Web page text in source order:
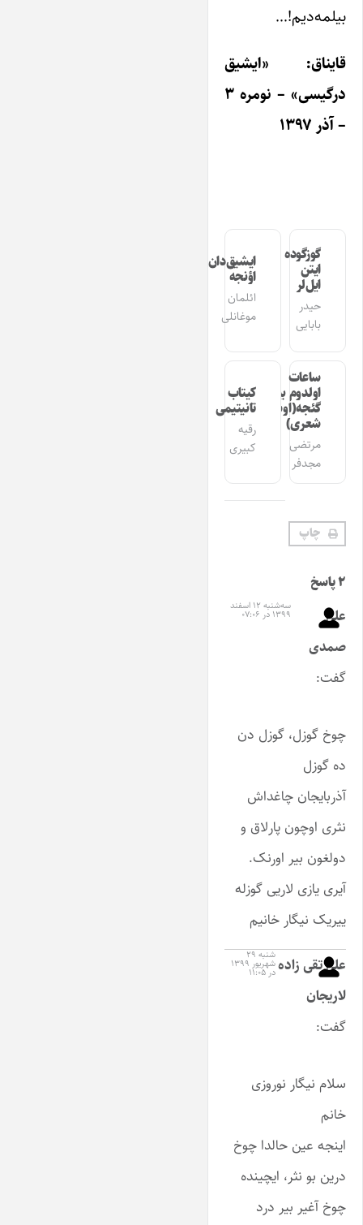
بیلمه‌دیم!…
قایناق: «ایشیق
درگیسی» – نومره ۳
– آذر ۱۳۹۷
گوزگوده
ایتن
ایل‌لر
حیدر
بابایی
ایشیق‌دان
اؤنجه
ائلمان
موغانلی
ساعات
اولدوم بیر
گئجه(اوشاق
شعری)
مرتضی
مجدفر
کیتاب
تانیتیمی
رقیه
کبیری
چاپ
۲ پاسخ
علی
صمدی
گفت:
سه‌شنبه ۱۲ اسفند
۱۳۹۹ در ۰۷:۰۶
چوخ گوزل، گوزل دن
ده گوزل
آذربایجان چاغداش
نثری اوچون پارلاق و
دولغون بیر اورنک.
آیری یازی لاریی گوزله
ییریک نیگار خانیم
علی تقی زاده
لاریجان
گفت:
شنبه ۲۹
شهریور ۱۳۹۹
در ۱۱:۰۵
سلام نیگار نوروزی
خانم
اینجه عین حالدا چوخ
درین بو نثر، ایچینده
چوخ آغیر بیر درد